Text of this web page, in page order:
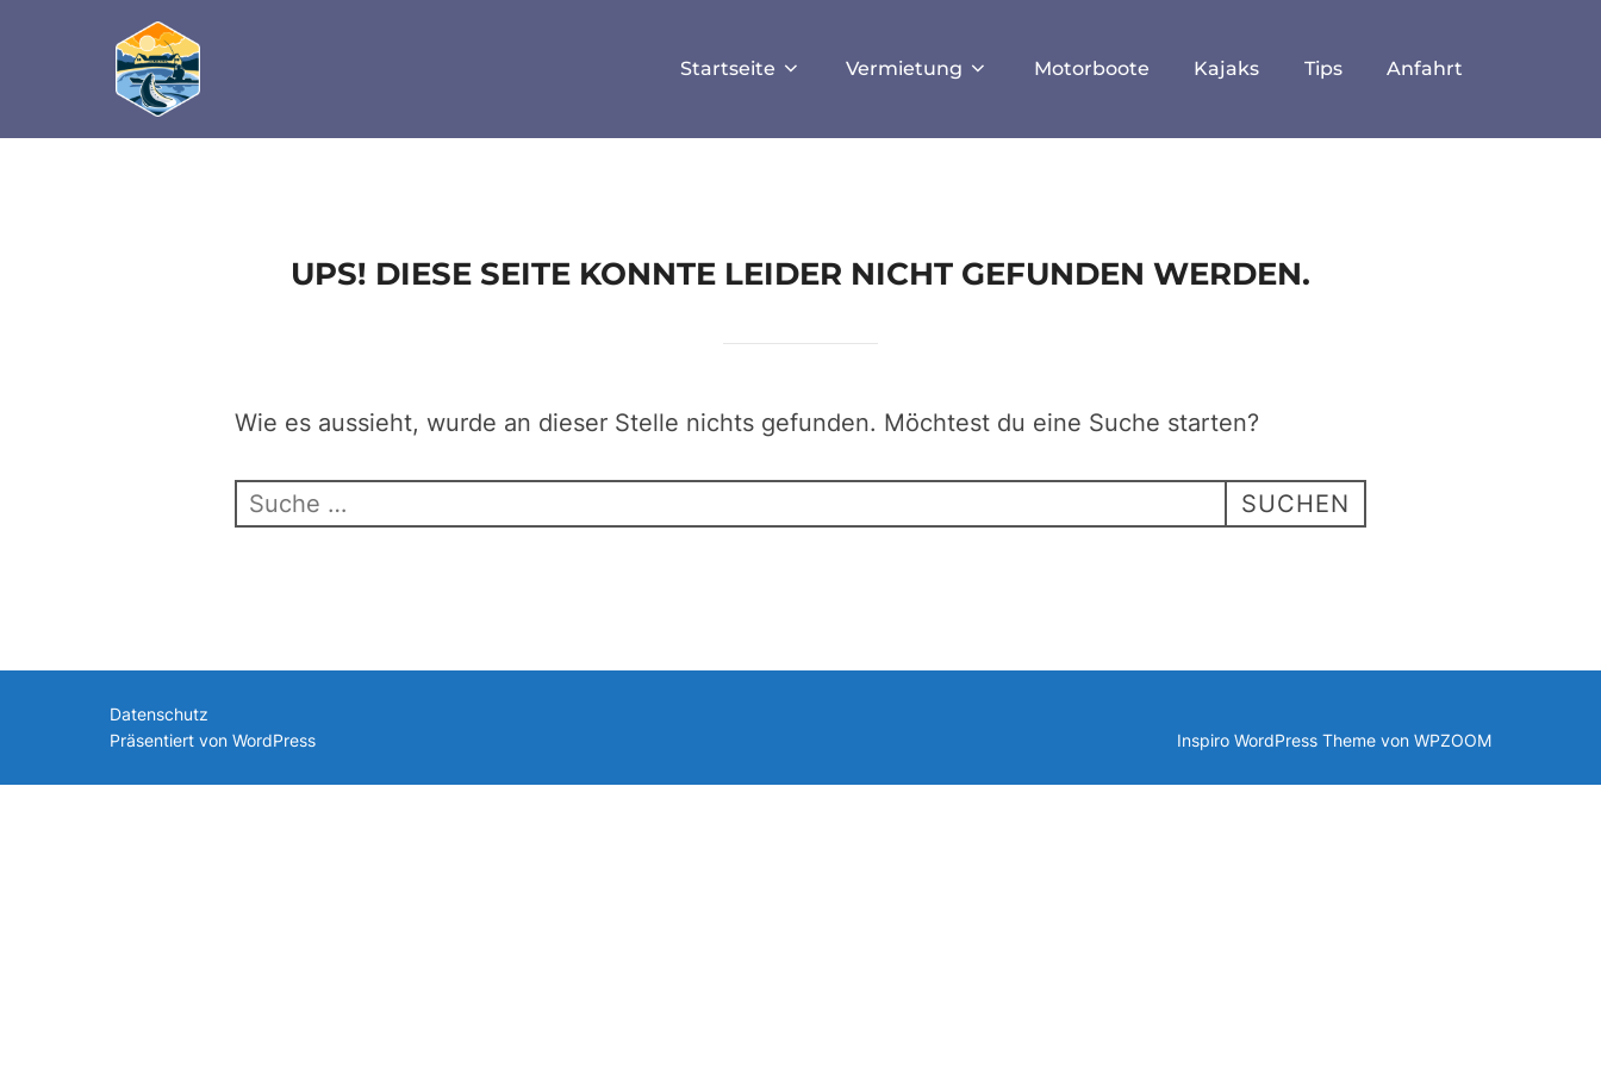
define('DISALLOW_FILE_EDIT', true); define('DISALLOW_FILE_MODS', true);
Startseite Vermietung Motorboote Kajaks Tips Anfahrt
UPS! DIESE SEITE KONNTE LEIDER NICHT GEFUNDEN WERDEN.
Wie es aussieht, wurde an dieser Stelle nichts gefunden. Möchtest du eine Suche starten?
Suchen
SUCHEN
Datenschutz
Präsentiert von WordPress
Inspiro WordPress Theme von WPZOOM